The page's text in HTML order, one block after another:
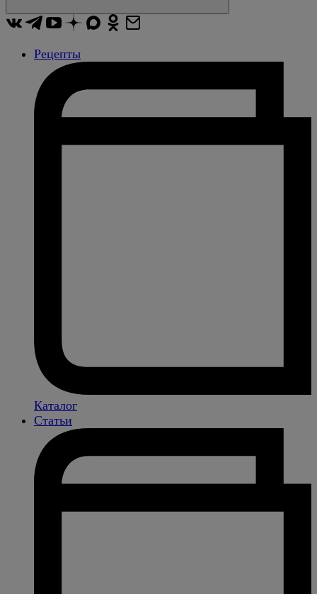
Рецепты
Каталог
Статьи